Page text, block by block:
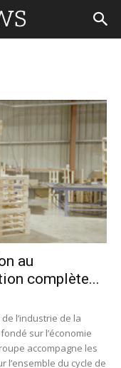
au
complète...
l’industrie de la
sur l’économie
accompagne les
l’ensemble du cycle de